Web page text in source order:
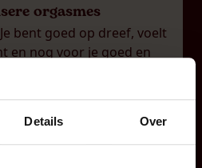
Details Over
orgasmes
bent goed op dreef, voelt
en nog voor je goed en
is het alweer voorbij.
mis mee. Een orgasme
gevoel van: was dat alles?